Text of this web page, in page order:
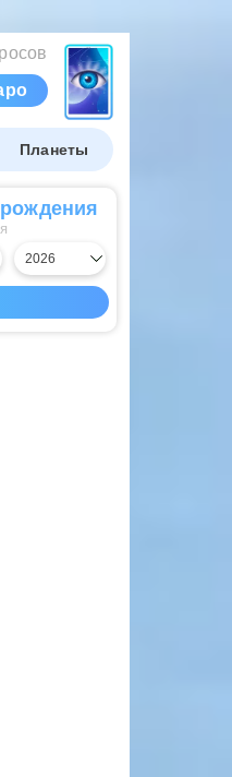
Планеты